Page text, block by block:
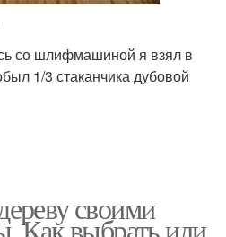
со шлифмашиной я взял в
1/3 стаканчика дубовой
своими